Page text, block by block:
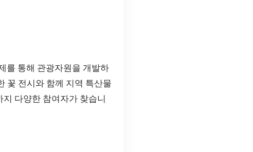
를 통해 관광자원을 개발하
꽃 전시와 함께 지역 특산물
다양한 참여자가 찾습니